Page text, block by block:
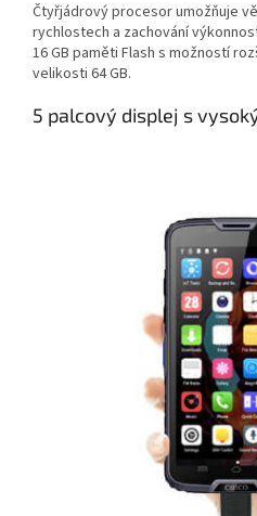
Čtyřjádrový procesor umožňuje
rychlostech a zachování
16 GB paměti Flash s možností
velikosti 64 GB.
5 palcový displej s